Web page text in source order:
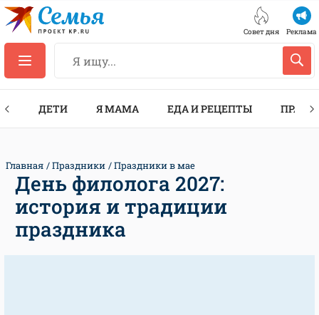
Совет дня Реклама
ДЕТИ Я МАМА ЕДА И РЕЦЕПТЫ
Главная Праздники Праздники в мае
День филолога 2027:
история и традиции
праздника